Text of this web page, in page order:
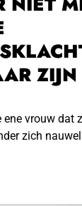
ZIJN
vrouw dat
zich